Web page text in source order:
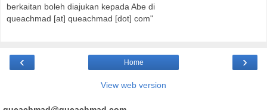
berkaitan boleh diajukan kepada Abe di
queachmad [at] queachmad [dot] com"
‹ ›
Home
View web version